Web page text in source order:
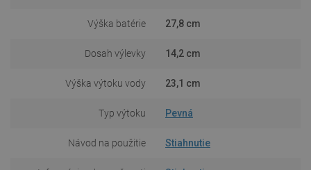
Výška batérie 27,8 cm
Dosah výlevky 14,2 cm
Výška výtoku vody 23,1 cm
Typ výtoku Pevná
Návod na použitie Stiahnutie